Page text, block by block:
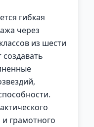
гибкая
через
из шести
грамотного